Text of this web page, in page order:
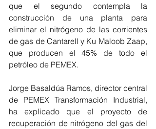
que el segundo contempla la
construcción de una planta para
eliminar el nitrógeno de las corrientes
de gas de Cantarell y Ku Maloob Zaap,
que producen el 45% de todo el
petróleo de PEMEX.
Jorge Basaldúa Ramos, director central
de PEMEX Transformación Industrial,
ha explicado que el proyecto de
recuperación de nitrógeno del gas del